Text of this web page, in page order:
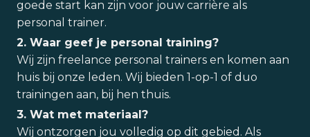
goede start kan zijn voor jouw carrière als
personal trainer.
2. Waar geef je personal training?
Wij zijn freelance personal trainers en komen aan
huis bij onze leden. Wij bieden 1-op-1 of duo
trainingen aan, bij hen thuis.
3. Wat met materiaal?
Wij ontzorgen jou volledig op dit gebied. Als